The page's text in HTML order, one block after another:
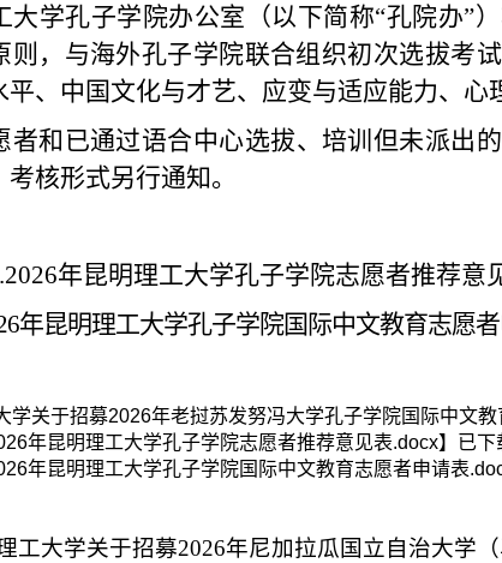
大学孔子学院办公室（以下简称“孔院办”
则，与海外孔子学院联合组织初次选拔考
、 中国文化与才艺、应变与适应能力、心
者和已通过语合中心选拔、培训但未派出
考核形式另行通知。
.2026年昆明理工大学孔子学院志愿者推荐
6年昆明理工大学孔子学院国际中文教育志愿
学关于招募2026年老挝苏发努冯大学孔子学院国际中文
年昆明理工大学孔子学院志愿者推荐意见表.docx】已下
年昆明理工大学孔子学院国际中文教育志愿者申请表
工大学关于招募2026年尼加拉瓜国立自治大学